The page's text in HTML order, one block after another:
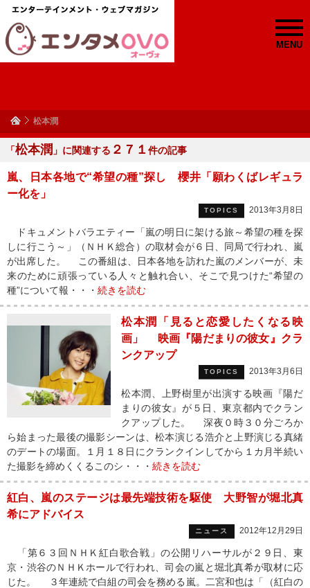
MENU
松本潤
「松本潤 」に関連する ２７１ 件の記事
嵐、日本各地で“希望の種”探し 櫻井「願わくばレギュラ
ー化を」
TOPICS 2013年3月8日
ドキュメントバラエティー「嵐の明日に架ける旅～希望の種を探
しに行こう～」（ＮＨＫ総合）の取材会が６日、同局で行われ、嵐
が出席した。 この番組は、日本各地を訪れた嵐のメンバーが、未
来のために頑張っている人々と触れ合い、そこで見つけた“希望の
種”について報・・・ 続きを読む
松本潤「見ると恋愛したくなる映
画」 映画『陽だまりの彼女』クラ
ンクアップ
TOPICS 2013年3月6日
松本潤、上野樹里が出演する映画『陽だ
まりの彼女』が５日、東京都内でクラン
クアップした。 深夜０時３０分ごろか
ら始まった最後の撮影シーンは、松本演じる浩介と上野演じる真緒
のデートの場面。１月１８日にクランクインしてから１カ月半続い
た撮影を締めくくるこのシ・・・ 続きを読む
紅白、嵐のステージは最先端技術を駆使 大野智が堀北真
希にアドバイス
ニュース 2012年12月29日
「第６３回ＮＨＫ紅白歌合戦」の公開リハーサルが２９日、東
京・渋谷のＮＨＫホールで行われ、司会の嵐と堀北真希が取材に応
じた。 ３年連続で白組の司会を務める嵐。二宮和也は「（紅白の